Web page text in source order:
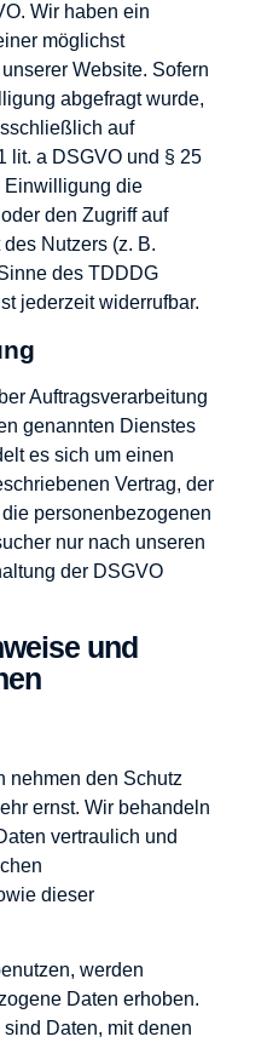
Wir haben ein
möglichst
Website. Sofern
abgefragt wurde,
auf
lit. a DSGVO und § 25
Einwilligung die
den Zugriff auf
Nutzers (z. B.
des TDDDG
jederzeit widerrufbar.
Auftragsverarbeitung
genannten Dienstes
es sich um einen
Vertrag, der
personenbezogenen
nur nach unseren
der DSGVO
und
nehmen den Schutz
ernst. Wir behandeln
vertraulich und
dieser
werden
Daten erhoben.
Daten, mit denen